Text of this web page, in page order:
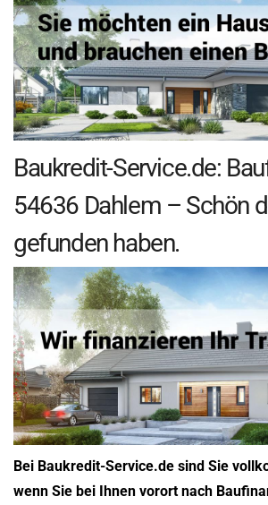
Baukredit-Service.de:
54636 Dahlem – Schön
gefunden haben.
Bei Baukredit-Service.de sind Sie
wenn Sie bei Ihnen vorort nach